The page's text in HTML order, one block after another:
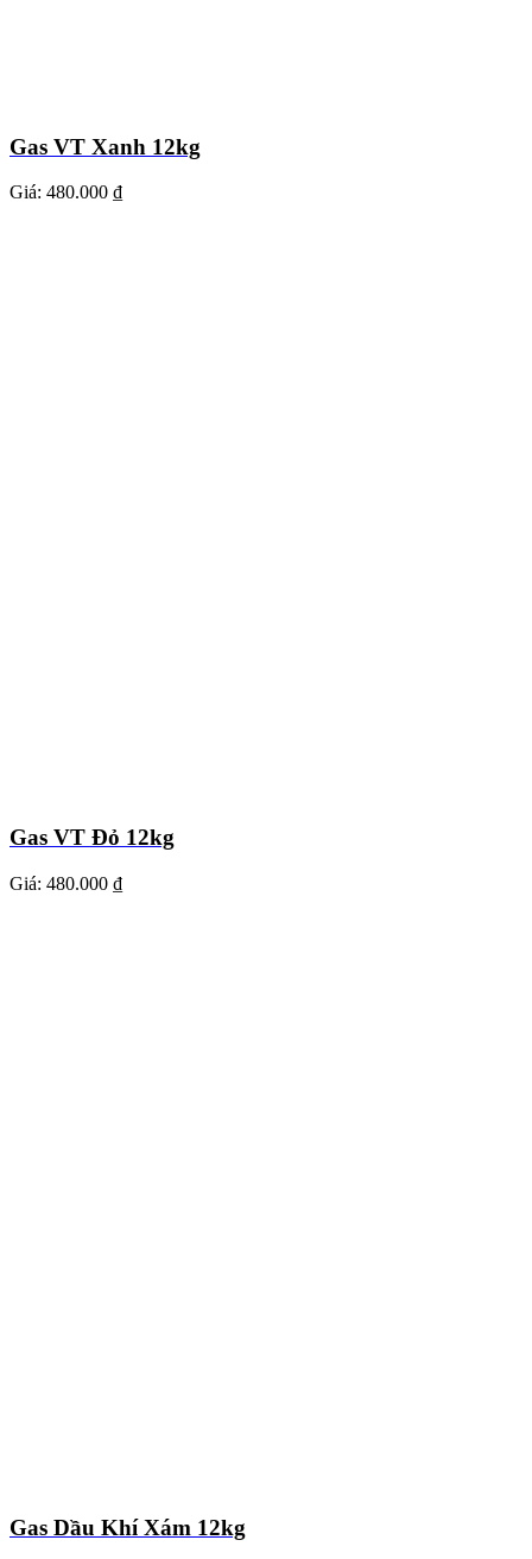
Gas VT Xanh 12kg
Giá: 480.000 ₫
Gas VT Đỏ 12kg
Giá: 480.000 ₫
Gas Dầu Khí Xám 12kg